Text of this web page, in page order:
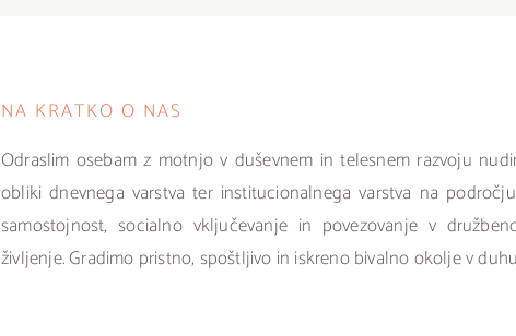
NA KRATKO O NAS
Odraslim osebam z motnjo v duševnem in telesnem razvoju
obliki dnevnega varstva ter institucionalnega varstva na
samostojnost, socialno vključevanje in povezovanje v
življenje. Gradimo pristno, spoštljivo in iskreno bivalno okolje v